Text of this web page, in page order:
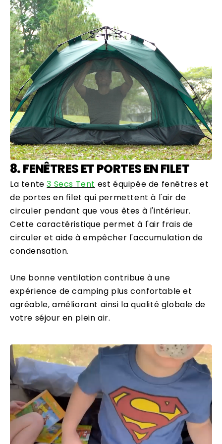
8. FENÊTRES ET PORTES EN FILET
La tente3 Secs Tent est équipée de fenêtres et
de portes en filet qui permettent à l'air de
circuler pendant que vous êtes à l'intérieur.
Cette caractéristique permet à l'air frais de
circuler et aide à empêcher l'accumulation de
condensation.
Une bonne ventilation contribue à une
expérience de camping plus confortable et
agréable, améliorant ainsi la qualité globale de
votre séjour en plein air.